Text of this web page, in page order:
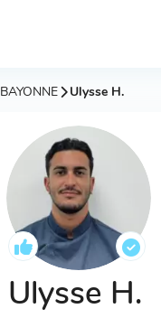
Ulysse H.
Ulysse H.